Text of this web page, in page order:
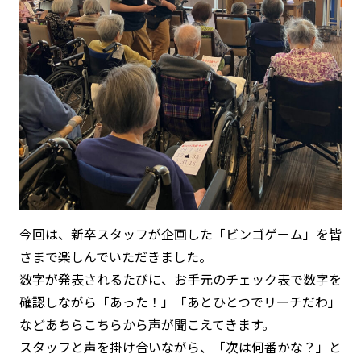
今回は、新卒スタッフが企画した「ビンゴゲーム」を皆
さまで楽しんでいただきました。
数字が発表されるたびに、お手元のチェック表で数字を
確認しながら「あった！」「あとひとつでリーチだわ」
などあちらこちらから声が聞こえてきます。
スタッフと声を掛け合いながら、「次は何番かな？」と